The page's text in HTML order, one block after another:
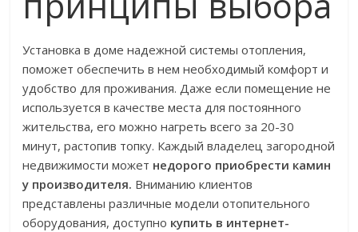
Установка в доме надежной системы отопления,
поможет обеспечить в нем необходимый комфорт и
удобство для проживания. Даже если помещение не
используется в качестве места для постоянного
жительства, его можно нагреть всего за 20-30
минут, растопив топку. Каждый владелец загородной
недвижимости может недорого приобрести камин
у производителя. Вниманию клиентов
представлены различные модели отопительного
оборудования, доступно купить в интернет-